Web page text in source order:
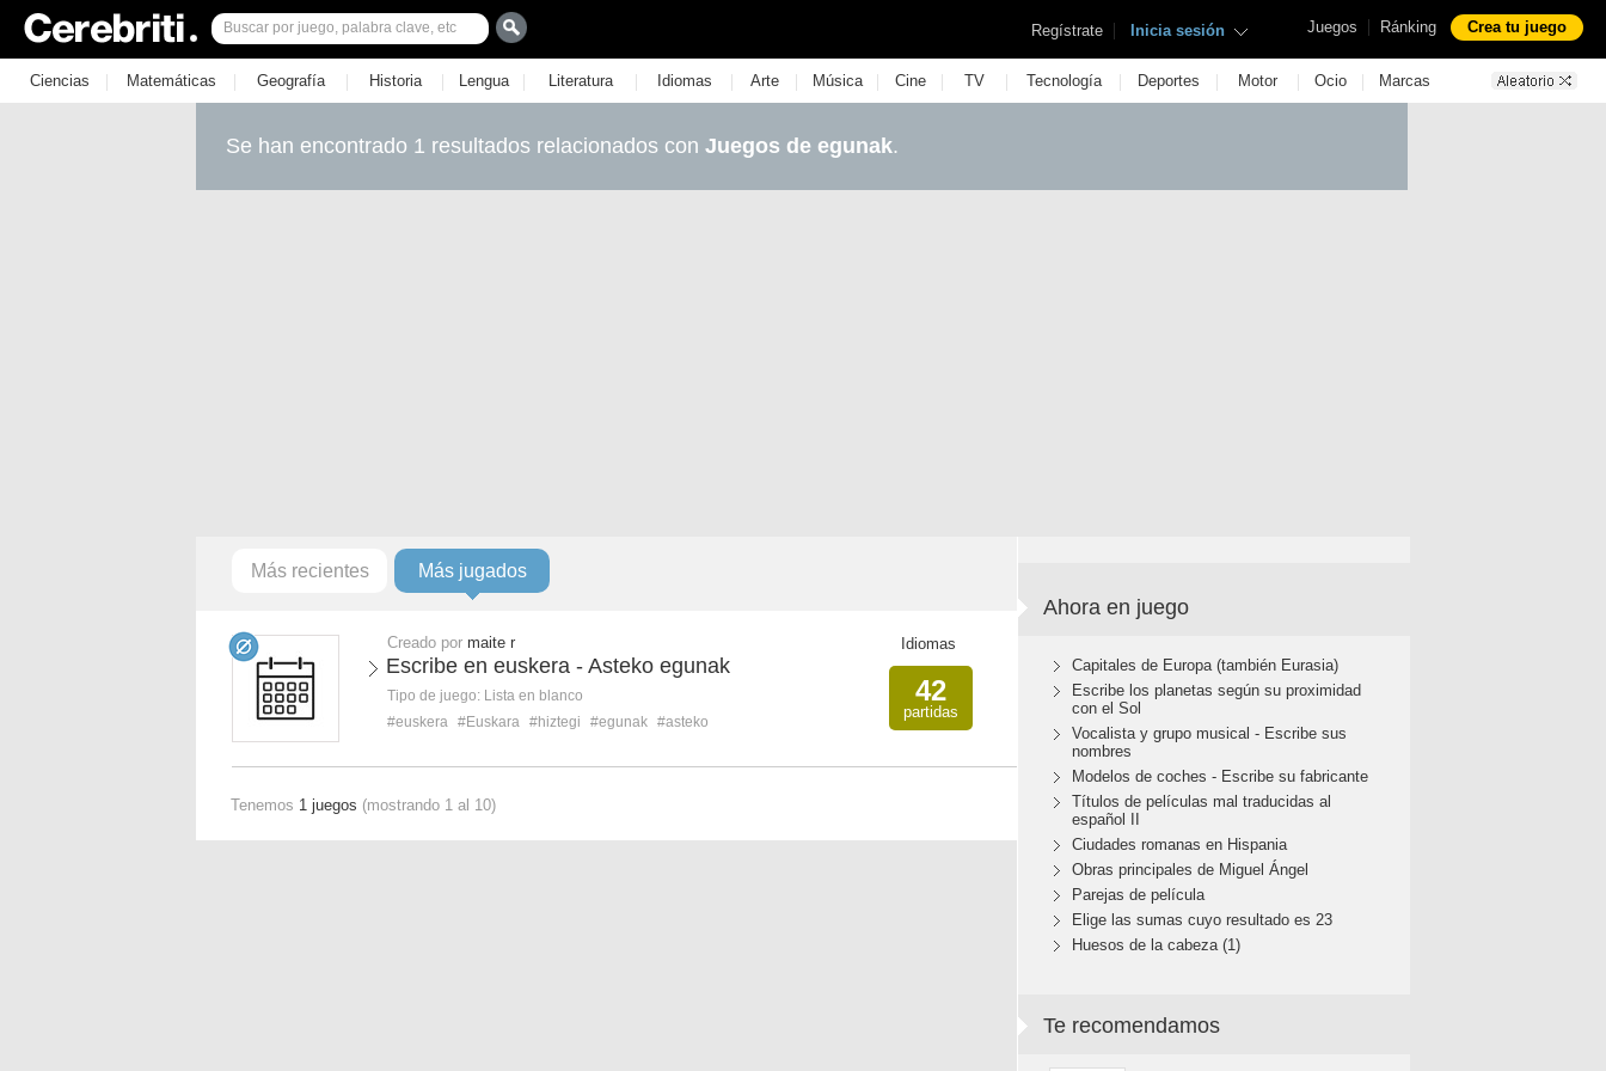
Juegos | Ránking Crea tu juego
Regístrate | Inicia sesión
Ciencias | Matemáticas | Geografía | Historia | Lengua | Literatura | Idiomas | Arte | Música | Cine | TV | Tecnología | Deportes | Motor | Ocio | Marcas
Se han encontrado 1 resultados relacionados con Juegos de egunak.
Más recientes Más jugados
Creado por maite r
Escribe en euskera - Asteko egunak
Tipo de juego: Lista en blanco
#euskera #Euskara #hiztegi #egunak #asteko
Idiomas
42
partidas
Tenemos 1 juegos (mostrando 1 al 10)
Ahora en juego
Capitales de Europa (también Eurasia)
Escribe los planetas según su proximidad
con el Sol
Vocalista y grupo musical - Escribe sus
nombres
Modelos de coches - Escribe su fabricante
Títulos de películas mal traducidas al
español II
Ciudades romanas en Hispania
Obras principales de Miguel Ángel
Parejas de película
Elige las sumas cuyo resultado es 23
Huesos de la cabeza (1)
Te recomendamos